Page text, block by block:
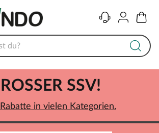
KontaktKonto
SSV!
in vielen Kategorien.